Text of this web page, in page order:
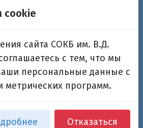
ул.
Алексеевский район,
cookie
сайта СОКБ им. В.Д.
с тем, что мы
персональные данные с
метрических программ.
Отказаться